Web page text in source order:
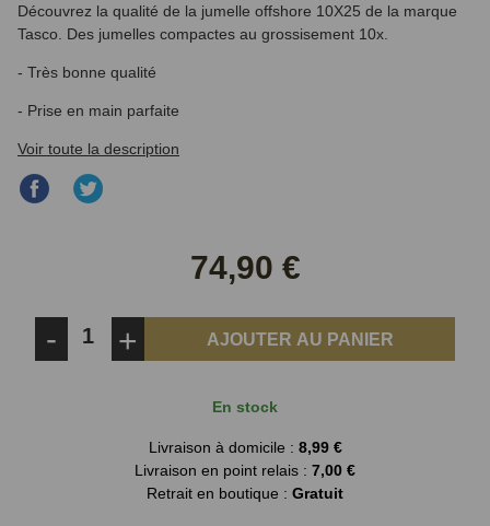
Découvrez la qualité de la jumelle offshore 10X25 de la marque
Tasco. Des jumelles compactes au grossisement 10x.
- Très bonne qualité
- Prise en main parfaite
Voir toute la description
Partager
74,90 €
-
+ AJOUTER AU PANIER
En stock
Livraison à domicile : 8,99 €
Livraison en point relais : 7,00 €
Retrait en boutique : Gratuit